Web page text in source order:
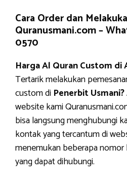
Cara Order dan
Quranusmani.com –
0570
Harga Al Quran Custom
Tertarik melakukan
custom di Penerbit Usmani?
website kami
bisa langsung menghubungi
kontak yang tercantum di
menemukan beberapa
yang dapat dihubungi.